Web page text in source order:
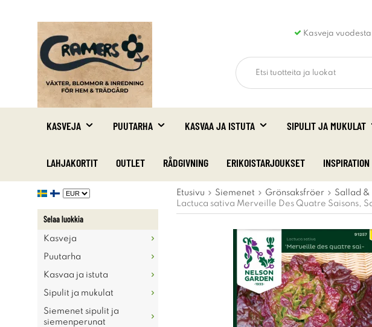
Kasveja vuodesta
KASVEJA PUUTARHA KASVAA JA ISTUTA SIPULIT JA MUKULAT
LAHJAKORTIT OUTLET RÅDGIVNING ERIKOISTARJOUKSET INSPIRATION
Selaa luokkia
Kasveja
Puutarha
Kasvaa ja istuta
Sipulit ja mukulat
Siemenet sipulit ja
siemenperunat
Etusivu Siemenet Grönsaksfröer
Sallad &
Lactuca sativa Merveille Des Quatre Saisons,